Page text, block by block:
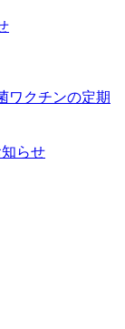
ワクチンの定期
らせ